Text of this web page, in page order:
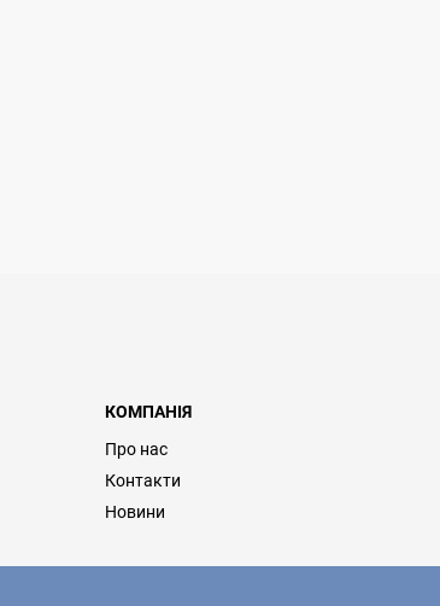
КОМПАНІЯ
Про нас
Контакти
Новини